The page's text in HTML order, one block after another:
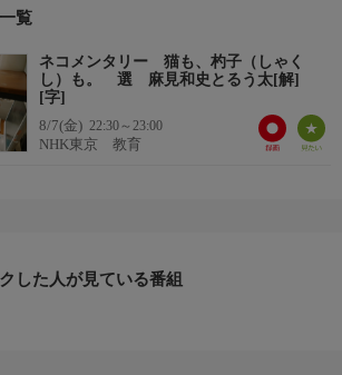
覧
ネコメンタリー 猫も、杓子（しゃく
し）も。 選 麻見和史とるう太[解]
[字]
8/7(金) 22:30～23:00
NHK東京 教育
した人が見ている番組